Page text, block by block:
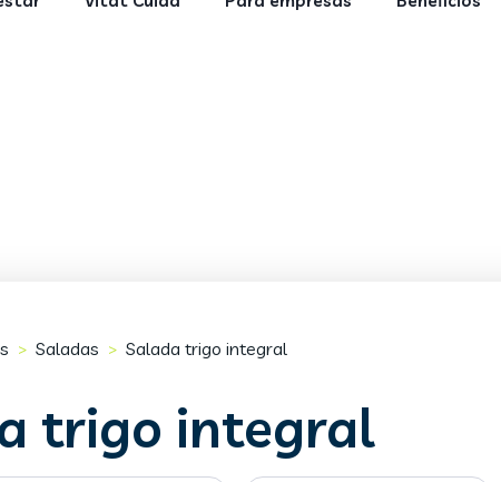
> Saladas > Salada trigo integral
trigo integral